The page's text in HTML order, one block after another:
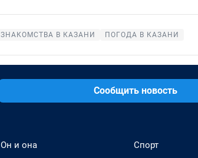
ЗНАКОМСТВА В КАЗАНИ ПОГОДА В КАЗАНИ
Сообщить новость
Он и она
Спорт